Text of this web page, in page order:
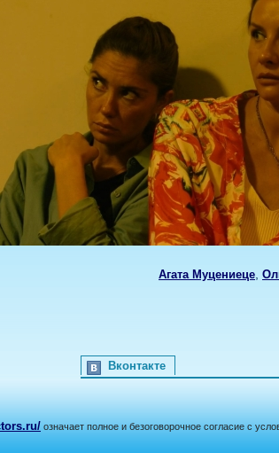
Агата Муцениеце
Вконтакте
означает полное и безоговорочное согласие с